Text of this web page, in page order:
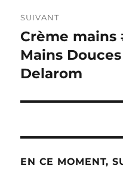
SUIVANT
Publication
suivante :
Crème mains
Mains Douces
Delarom
EN CE MOMENT,